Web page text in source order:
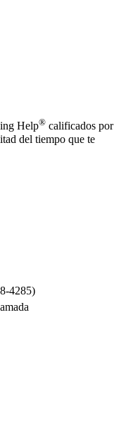
Help® calificados por
del tiempo que te
4285)